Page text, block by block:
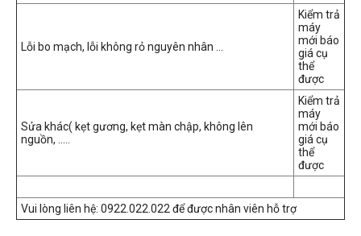
Lỗi bo mạch, lỗi không rỏ nguyên nhân …
Kiểm trả
máy
mới báo
giá cụ
thể
được
Sửa khác( kẹt gương, kẹt màn chập, không lên
nguồn, …..
Kiểm trả
máy
mới báo
giá cụ
thể
được
Vui lòng liên hệ: 0922.022.022 để được nhân viên hỗ trợ